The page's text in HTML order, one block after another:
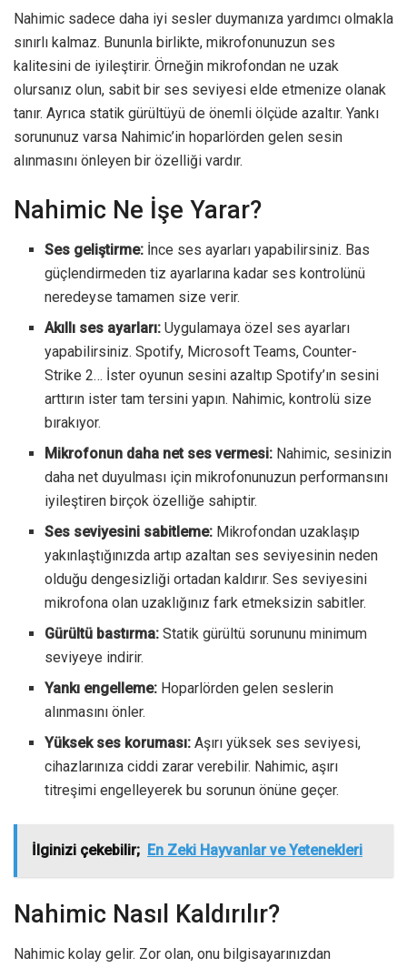
Nahimic sadece daha iyi sesler duymanıza yardımcı olmakla
sınırlı kalmaz. Bununla birlikte, mikrofonunuzun ses
kalitesini de iyileştirir. Örneğin mikrofondan ne uzak
olursanız olun, sabit bir ses seviyesi elde etmenize olanak
tanır. Ayrıca statik gürültüyü de önemli ölçüde azaltır. Yankı
sorununuz varsa Nahimic’in hoparlörden gelen sesin
alınmasını önleyen bir özelliği vardır.
Nahimic Ne İşe Yarar?
Ses geliştirme: İnce ses ayarları yapabilirsiniz. Bas
güçlendirmeden tiz ayarlarına kadar ses kontrolünü
neredeyse tamamen size verir.
Akıllı ses ayarları: Uygulamaya özel ses ayarları
yapabilirsiniz. Spotify, Microsoft Teams, Counter-
Strike 2… İster oyunun sesini azaltıp Spotify’ın sesini
arttırın ister tam tersini yapın. Nahimic, kontrolü size
bırakıyor.
Mikrofonun daha net ses vermesi: Nahimic, sesinizin
daha net duyulması için mikrofonunuzun performansını
iyileştiren birçok özelliğe sahiptir.
Ses seviyesini sabitleme: Mikrofondan uzaklaşıp
yakınlaştığınızda artıp azaltan ses seviyesinin neden
olduğu dengesizliği ortadan kaldırır. Ses seviyesini
mikrofona olan uzaklığınız fark etmeksizin sabitler.
Gürültü bastırma: Statik gürültü sorununu minimum
seviyeye indirir.
Yankı engelleme: Hoparlörden gelen seslerin
alınmasını önler.
Yüksek ses koruması: Aşırı yüksek ses seviyesi,
cihazlarınıza ciddi zarar verebilir. Nahimic, aşırı
titreşimi engelleyerek bu sorunun önüne geçer.
İlginizi çekebilir; En Zeki Hayvanlar ve Yetenekleri
Nahimic Nasıl Kaldırılır?
Nahimic kolay gelir. Zor olan, onu bilgisayarınızdan